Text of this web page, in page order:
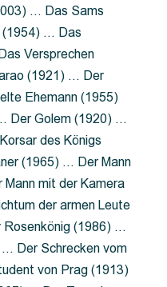
… Das Sams
(1954) … Das
Versprechen
(1921) … Der
Ehemann (1955)
Der Golem (1920) …
des Königs
(1965) … Der Mann
mit der Kamera
der armen Leute
(1986) …
… Der Schrecken vom
von Prag (1913)